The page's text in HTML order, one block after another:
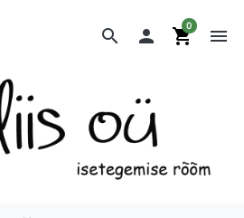
search  shopping_cart
0 menu